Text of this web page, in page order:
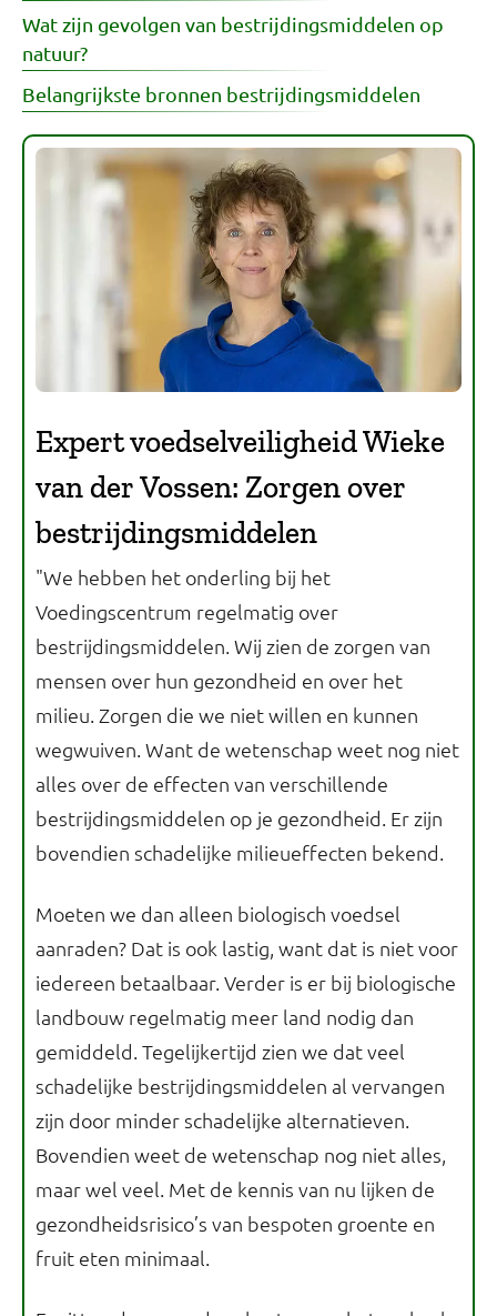
Wat zijn gevolgen van bestrijdingsmiddelen op
natuur?
Belangrijkste bronnen bestrijdingsmiddelen
Expert voedselveiligheid Wieke
van der Vossen: Zorgen over
bestrijdingsmiddelen
"We hebben het onderling bij het
Voedingscentrum regelmatig over
bestrijdingsmiddelen. Wij zien de zorgen van
mensen over hun gezondheid en over het
milieu. Zorgen die we niet willen en kunnen
wegwuiven. Want de wetenschap weet nog niet
alles over de effecten van verschillende
bestrijdingsmiddelen op je gezondheid. Er zijn
bovendien schadelijke milieueffecten bekend.
Moeten we dan alleen biologisch voedsel
aanraden? Dat is ook lastig, want dat is niet voor
iedereen betaalbaar. Verder is er bij biologische
landbouw regelmatig meer land nodig dan
gemiddeld. Tegelijkertijd zien we dat veel
schadelijke bestrijdingsmiddelen al vervangen
zijn door minder schadelijke alternatieven.
Bovendien weet de wetenschap nog niet alles,
maar wel veel. Met de kennis van nu lijken de
gezondheidsrisico’s van bespoten groente en
fruit eten minimaal.